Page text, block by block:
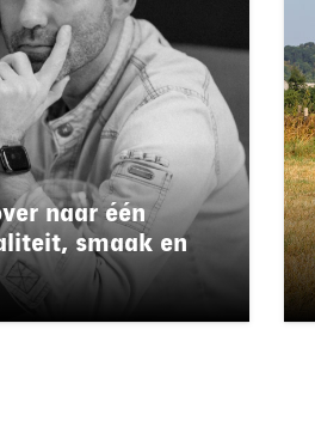
naar één
smaak en